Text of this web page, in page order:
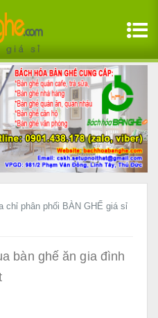
chỉ phân phối BÀN GHẾ giá sỉ
bàn ghế ăn gia đình